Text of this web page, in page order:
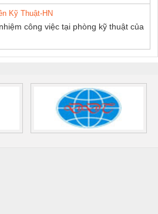
Kỹ Thuật-HN
công việc tại phòng kỹ thuật của